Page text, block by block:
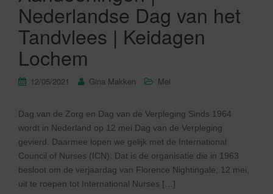
Nederlandse Dag van het
Tandvlees | Keidagen
Lochem
12/05/2021 Gina Makken Mei
Dag van de Zorg en Dag van de Verpleging Sinds 1964
wordt in Nederland op 12 mei Dag van de Verpleging
gevierd. Daarmee lopen we gelijk met de International
Council of Nurses (ICN). Dat is de organisatie die in 1963
besloot om de verjaardag van Florence Nightingale, 12 mei,
uit te roepen tot International Nurses […]